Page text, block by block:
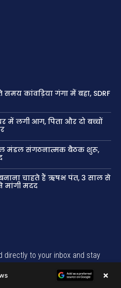
कांवड़िया गंगा में बहा, SDRF
में लगी आग, पिता और दो बच्चों
मंडल संगठनात्मक बैठक शुरू,
चाहते हैं ऋषभ पंत, 3 साल से
मांगी मदद
directly to your inbox and stay
×